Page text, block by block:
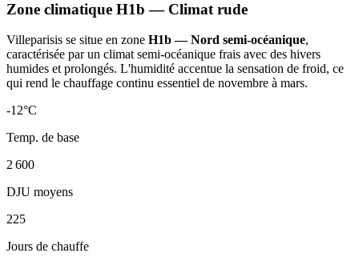
Zone climatique H1b — Climat rude
Villeparisis se situe en zone H1b — Nord semi-océanique,
caractérisée par un climat semi-océanique frais avec des hivers
humides et prolongés. L'humidité accentue la sensation de froid, ce
qui rend le chauffage continu essentiel de novembre à mars.
-12°C
Temp. de base
2 600
DJU moyens
225
Jours de chauffe